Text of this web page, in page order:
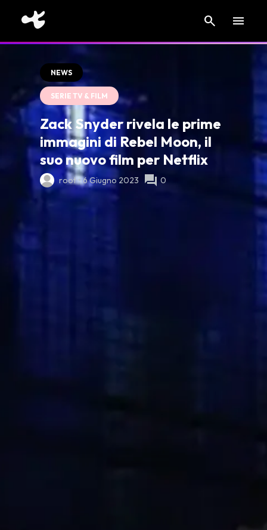
search menu
NEWS
SERIE TV & FILM
Zack Snyder rivela le prime
immagini di Rebel Moon, il
suo nuovo film per Netflix
root • 6 Giugno 2023 forum 0